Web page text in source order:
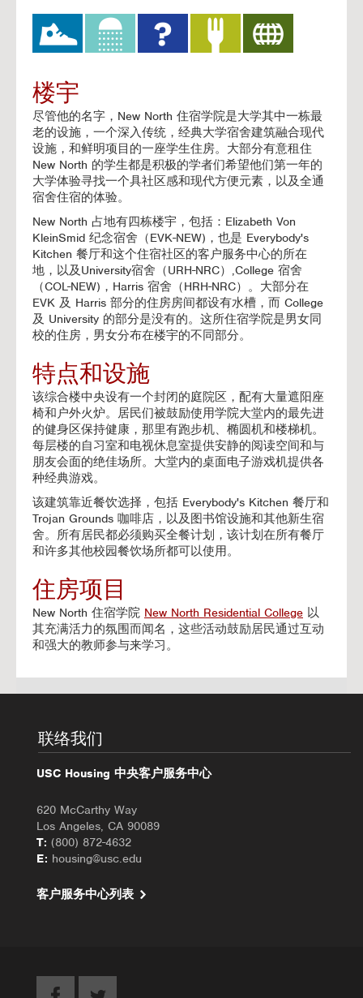
楼宇
尽管他的名字，New North 住宿学院是大学其中一栋最
老的设施，一个深入传统，经典大学宿舍建筑融合现代
设施，和鲜明项目的一座学生住房。大部分有意租住
New North 的学生都是积极的学者们希望他们第一年的
大学体验寻找一个具社区感和现代方便元素，以及全通
宿舍住宿的体验。
New North 占地有四栋楼宇，包括：Elizabeth Von
KleinSmid 纪念宿舍（EVK-NEW)，也是 Everybody's
Kitchen 餐厅和这个住宿社区的客户服务中心的所在
地，以及University宿舍（URH-NRC）,College 宿舍
（COL-NEW)，Harris 宿舍（HRH-NRC）。大部分在
EVK 及 Harris 部分的住房房间都设有水槽，而 College
及 University 的部分是没有的。这所住宿学院是男女同
校的住房，男女分布在楼宇的不同部分。
特点和设施
该综合楼中央设有一个封闭的庭院区，配有大量遮阳座
椅和户外火炉。居民们被鼓励使用学院大堂内的最先进
的健身区保持健康，那里有跑步机、椭圆机和楼梯机。
每层楼的自习室和电视休息室提供安静的阅读空间和与
朋友会面的绝佳场所。大堂内的桌面电子游戏机提供各
种经典游戏。
该建筑靠近餐饮选择，包括 Everybody's Kitchen 餐厅和
Trojan Grounds 咖啡店，以及图书馆设施和其他新生宿
舍。所有居民都必须购买全餐计划，该计划在所有餐厅
和许多其他校园餐饮场所都可以使用。
住房项目
New North 住宿学院 New North Residential College 以
其充满活力的氛围而闻名，这些活动鼓励居民通过互动
和强大的教师参与来学习。
联络我们
USC Housing 中央客户服务中心
620 McCarthy Way
Los Angeles, CA 90089
T: (800) 872-4632
E: housing@usc.edu
客户服务中心列表